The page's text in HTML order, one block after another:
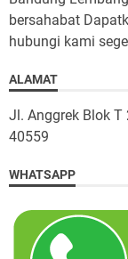
bersahabat
hubungi kami
ALAMAT
Jl. Anggrek Blok T
40559
WHATSAPP